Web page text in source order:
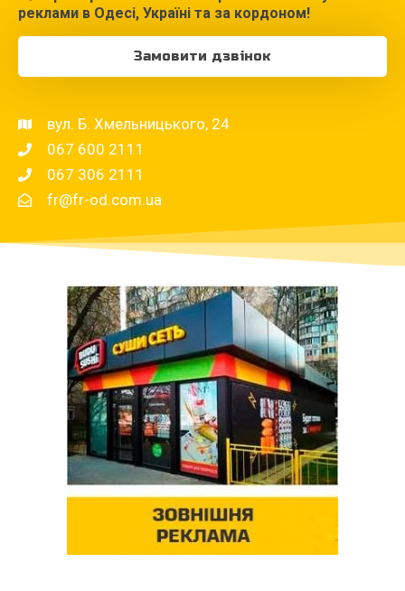
реклами в Одесі, Україні та за кордоном!
Замовити дзвінок
вул. Б. Хмельницького, 24
067 600 2111
067 306 2111
fr@fr-od.com.ua